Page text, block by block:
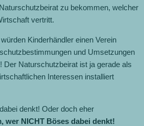
zu bekommen, welcher
vertritt.
Kinderhändler einen Verein
und Umsetzungen
Der Naturschutzbeirat ist ja gerade als
Interessen installiert
denkt! Oder doch eher
wer NICHT Böses dabei denkt!